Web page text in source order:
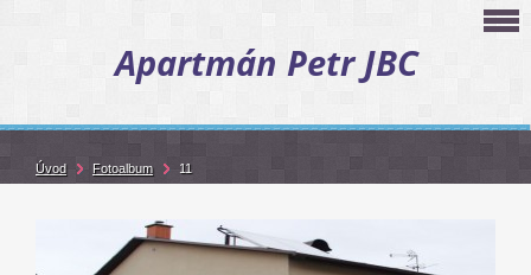
Apartmán Petr JBC
Úvod Fotoalbum 11